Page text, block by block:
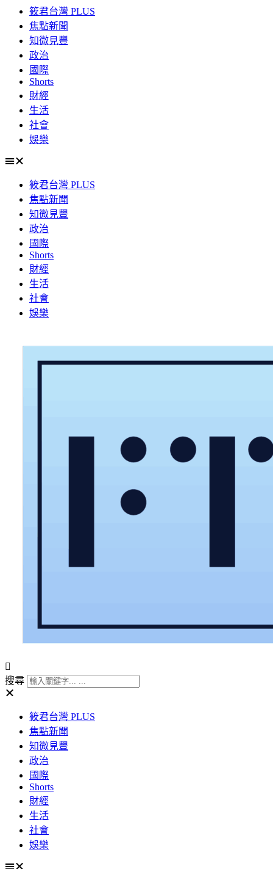
筱君台灣 PLUS
焦點新聞
知微見豐
政治
國際
Shorts
財經
生活
社會
娛樂
筱君台灣 PLUS
焦點新聞
知微見豐
政治
國際
Shorts
財經
生活
社會
娛樂
搜尋
筱君台灣 PLUS
焦點新聞
知微見豐
政治
國際
Shorts
財經
生活
社會
娛樂